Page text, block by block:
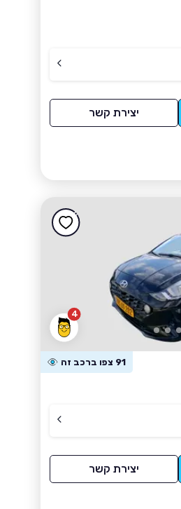
יצירת קשר
4
91 צפו ברכב זה
יצירת קשר